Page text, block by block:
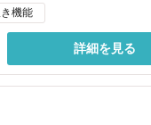
機能
詳細を見る